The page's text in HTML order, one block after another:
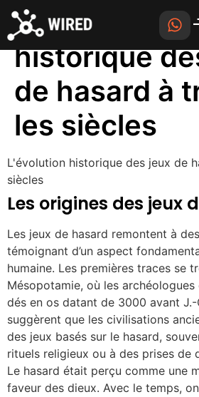
L'évolution
historique
de hasard à
les siècles
L'évolution historique des jeux de
siècles
Les origines des jeux
Les jeux de hasard remontent à
témoignant d’un aspect
humaine. Les premières traces se
Mésopotamie, où les
dés en os datant de 3000 avant
suggèrent que les civilisations
des jeux basés sur le hasard,
rituels religieux ou à des prises de
Le hasard était perçu comme une
faveur des dieux. Avec le temps,